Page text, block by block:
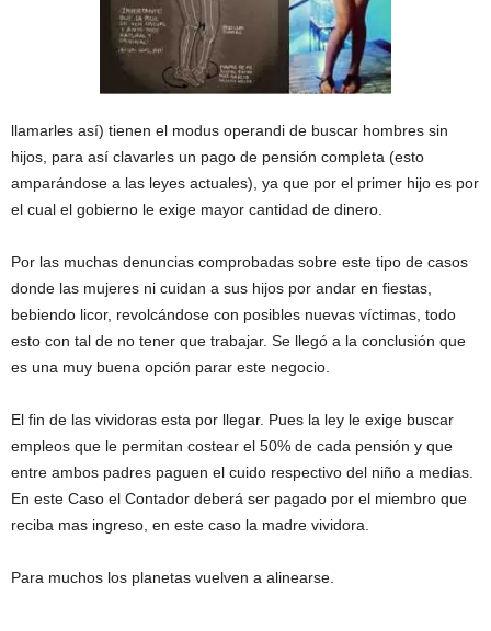
llamarles así) tienen el modus operandi de buscar hombres sin
hijos, para así clavarles un pago de pensión completa (esto
amparándose a las leyes actuales), ya que por el primer hijo es por
el cual el gobierno le exige mayor cantidad de dinero.
Por las muchas denuncias comprobadas sobre este tipo de casos
donde las mujeres ni cuidan a sus hijos por andar en fiestas,
bebiendo licor, revolcándose con posibles nuevas víctimas, todo
esto con tal de no tener que trabajar. Se llegó a la conclusión que
es una muy buena opción parar este negocio.
El fin de las vividoras esta por llegar. Pues la ley le exige buscar
empleos que le permitan costear el 50% de cada pensión y que
entre ambos padres paguen el cuido respectivo del niño a medias.
En este Caso el Contador deberá ser pagado por el miembro que
reciba mas ingreso, en este caso la madre vividora.
Para muchos los planetas vuelven a alinearse.